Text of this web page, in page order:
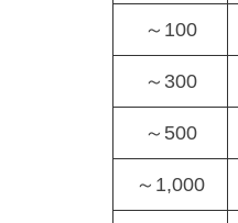
～100
～300
～500
～1,000